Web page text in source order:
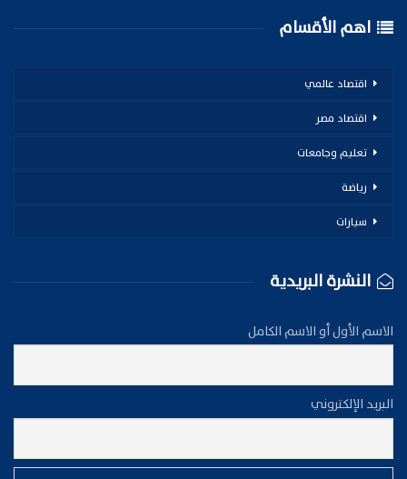
اهم الأقسام
اقتصاد عالمي
اقتصاد مصر
تعليم وجامعات
رياضة
سيارات
النشرة البريدية
الاسم الأول أو الاسم الكامل
البريد الإلكتروني